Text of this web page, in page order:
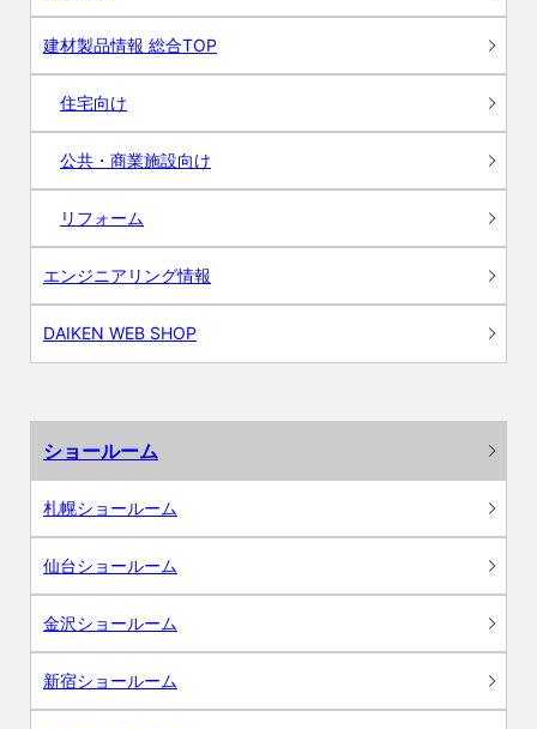
建材製品情報 総合TOP
住宅向け
公共・商業施設向け
リフォーム
エンジニアリング情報
DAIKEN WEB SHOP
ショールーム
札幌ショールーム
仙台ショールーム
金沢ショールーム
新宿ショールーム